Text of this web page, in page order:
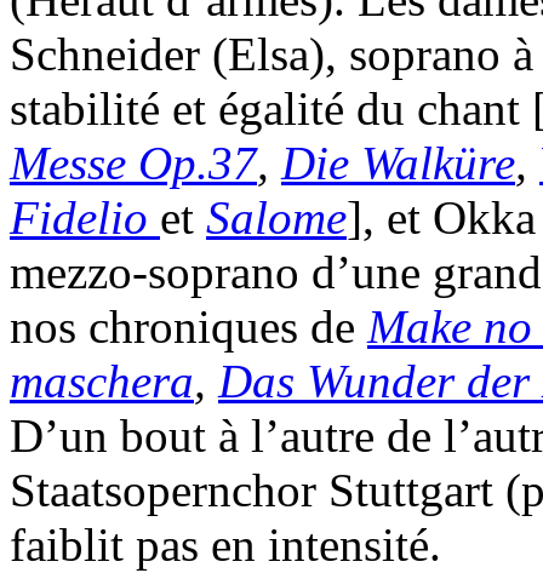
Schneider (Elsa), soprano
stabilité et égalité du
Messe Op.37, Die Walküre,
Fidelio et Salome], et
mezzo-soprano d’une
nos chroniques de Make no
maschera, Das Wunder
D’un bout à l’autre de
Staatsopernchor Stuttgart
faiblit pas en intensité.